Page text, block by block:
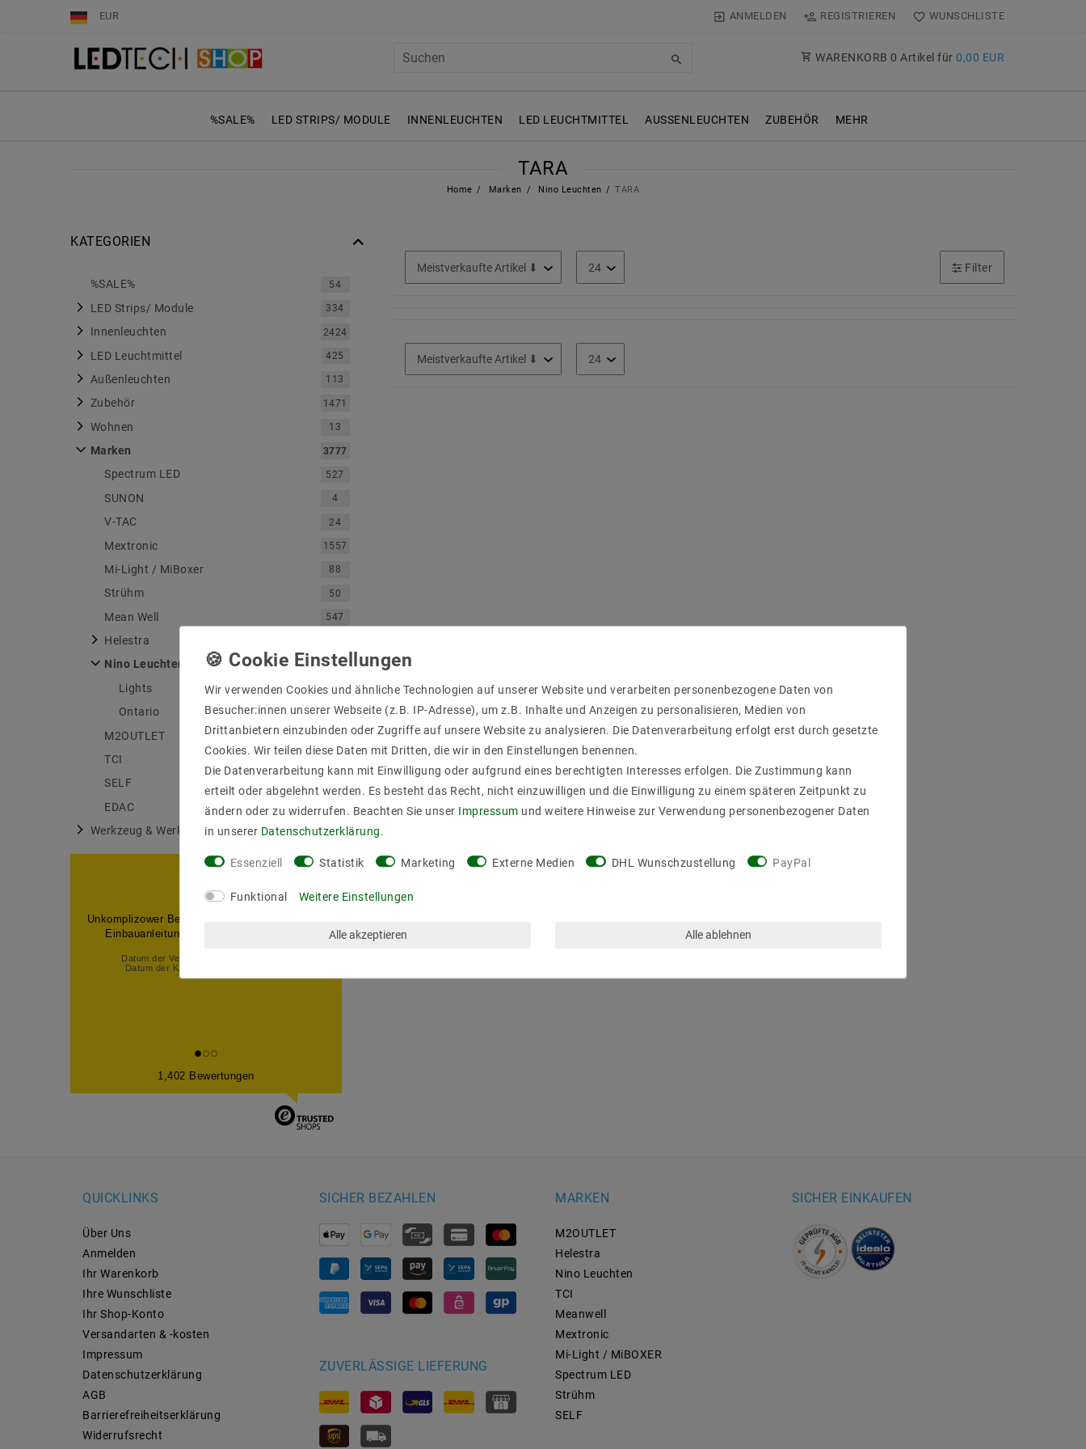
EUR ANMELDEN REGISTRIEREN WUNSCHLISTE
WARENKORB 0 Artikel für 0,00 EUR
%SALE% LED STRIPS/ MODULE INNENLEUCHTEN LED LEUCHTMITTEL AUSSENLEUCHTEN ZUBEHÖR MEHR
TARA
Home Marken Nino Leuchten TARA
KATEGORIEN
%SALE% 54
LED Strips/ Module 334
Innenleuchten 2424
LED Leuchtmittel 425
Außenleuchten 113
Zubehör 1471
Wohnen 13
Marken 3777
Spectrum LED 527
SUNON 4
V-TAC 24
Mextronic 1557
Mi-Light / MiBoxer 88
Strühm 50
Mean Well 547
Helestra
Nino Leuchten 4
Lights 1
Ontario 1
M2OUTLET 175
TCI
SELF
EDAC 18
Werkzeug & Werkstatt 1
Unkomplizower Bestellund. Schnelle Lieferung.
Einbauanleitung über Internet gefunden.
Datum der Veröffentlichung: 03.08.2026
Datum der Kauferfahrung: 24.07.2026
1,402 Bewertungen
Filter
QUICKLINKS
Über Uns
Anmelden
Ihr Warenkorb
Ihre Wunschliste
Ihr Shop-Konto
Versandarten & -kosten
Impressum
Daten­schutz­erklärung
AGB
Barrierefreiheitserklärung
Widerrufs­recht
SICHER BEZAHLEN
ZUVERLÄSSIGE LIEFERUNG
MARKEN
M2OUTLET
Helestra
Nino Leuchten
TCI
Meanwell
Mextronic
Mi-Light / MiBOXER
Spectrum LED
Strühm
SELF
SICHER EINKAUFEN
Wir verwenden Cookies und ähnliche Technologien auf unserer Website und verarbeiten personenbezogene Daten von
Besucher:innen unserer Webseite (z.B. IP-Adresse), um z.B. Inhalte und Anzeigen zu personalisieren, Medien von
Drittanbietern einzubinden oder Zugriffe auf unsere Website zu analysieren. Die Datenverarbeitung erfolgt erst durch gesetzte
Cookies. Wir teilen diese Daten mit Dritten, die wir in den Einstellungen benennen.
Die Datenverarbeitung kann mit Einwilligung oder aufgrund eines berechtigten Interesses erfolgen. Die Zustimmung kann
erteilt oder abgelehnt werden. Es besteht das Recht, nicht einzuwilligen und die Einwilligung zu einem späteren Zeitpunkt zu
ändern oder zu widerrufen. Beachten Sie unser Impressum und weitere Hinweise zur Verwendung personenbezogener Daten
in unserer Daten­schutz­erklärung.
Essenziell Statistik Marketing Externe Medien DHL Wunschzustellung PayPal
Funktional Weitere Einstellungen
Alle akzeptieren Alle ablehnen